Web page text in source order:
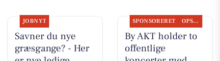
JOBNYT
Savner du nye
græsgange? - Her
SPONSORERET OPSLAGSTAVLEN
By AKT holder to
offentlige